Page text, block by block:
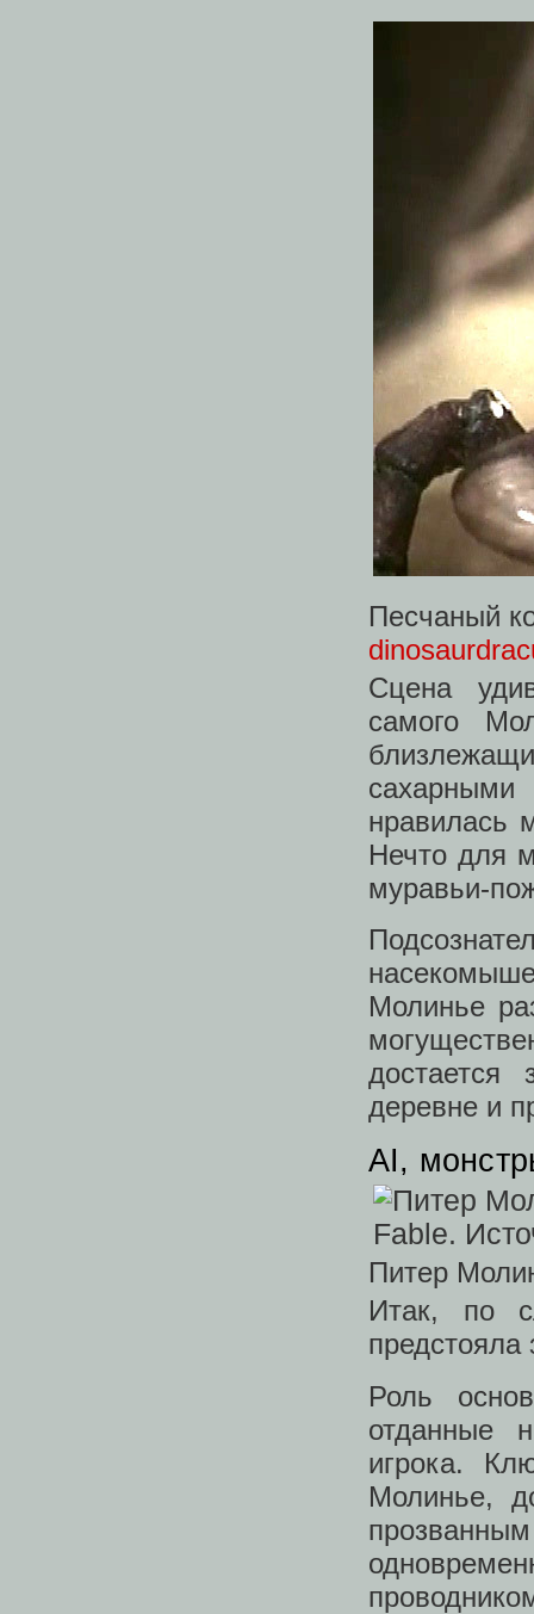
Песчаный
Сцена
самого
нравилась
Нечто для
муравьи-
Молинье
достается
деревне и
AI,
Питер
Итак, по
предстояла
Роль
отданные
игрока.
Молинье,